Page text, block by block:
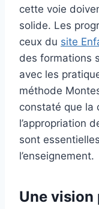
cette voie
solide. Les
ceux du site
des formations
avec les
méthode
constaté que la
l’appropriation
sont
l’enseignement.
Une vision